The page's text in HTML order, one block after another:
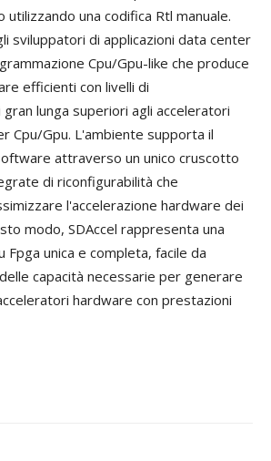
una codifica Rtl manuale.
sviluppatori di applicazioni data center
Cpu/Gpu-like che produce
efficienti con livelli di
lunga superiori agli acceleratori
Cpu/Gpu. L'ambiente supporta il
attraverso un unico cruscotto
di riconfigurabilità che
l'accelerazione hardware dei
modo, SDAccel rappresenta una
Fpga unica e completa, facile da
capacità necessarie per generare
hardware con prestazioni